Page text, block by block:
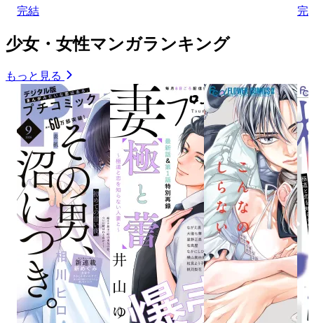
完結 完
少女・女性マンガランキング
もっと見る